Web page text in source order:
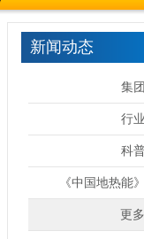
新闻动态
集
行
科
《中国地热能
更